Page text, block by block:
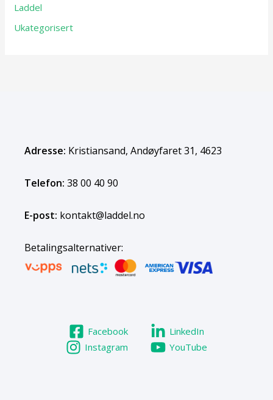
Laddel
Ukategorisert
Adresse: Kristiansand, Andøyfaret 31, 4623
Telefon: 38 00 40 90
E-post: kontakt@laddel.no
Betalingsalternativer:
Facebook
LinkedIn
Instagram
YouTube